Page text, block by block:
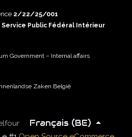
2/22/25/001
Service Public Fédéral Intérieur
Government – Internal affairs
Zaken België
Français (BE)